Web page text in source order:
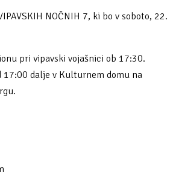
NOČNIH 7, ki bo v soboto, 22.
pri vipavski vojašnici ob 17:30.
17:00 dalje v Kulturnem domu na